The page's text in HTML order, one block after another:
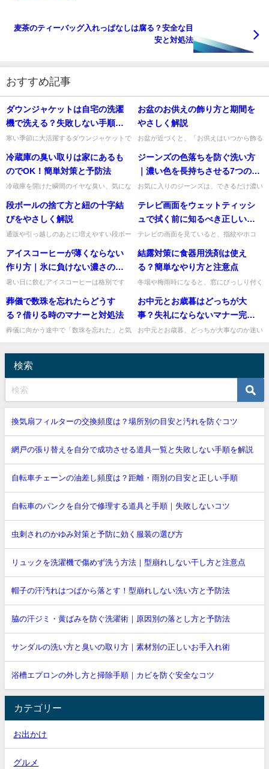
麦茶のティーバッグ入れっぱなしは腐る？安全な目
安と対処法
おすすめ記事
ダウンジャケットは自宅の洗濯
機で洗える？失敗しない手順と
注意点
寒い季節に大活躍するダウンジャケットで
の洗濯機で洗って大丈夫なのかな」と不安
になりますよね。私も最初は...
お盆のお供えの飾り方と期間を
やさしく解説
お盆が近づくと、「お供えはいつから飾る
いますよね。私も地域や家庭ごとの違いが
あって、最初はとても分かり...
冷蔵庫の臭い取りは家にあるも
のでOK！簡単対策と予防法
冷蔵庫を開けた瞬間のイヤな臭い、気にな
の消臭剤を用意しなくても、家にあるもの
で十分対策できますよ。特に...
ジーンズの色落ちを防ぐ洗い方
｜濃い色を長持ちさせる7つのコ
ツ
お気に入りのジーンズは、できるだけ濃い
え、汗や皮脂が付いたまま放置すると生地
が傷み、においや黄ばみの原...
段ボールの捨て方と紐の十字結
びをやさしく解説
通販や引っ越しのあとに増えやすい段ボー
結ぶところで手が止まりやすいですよね。
特に「十字でどう結べばいい...
テレビ画面をウェットティッシ
ュで拭く前に知るべき正しい掃
除法
テレビの画面を見ていると、指紋やホコ
ね。そんなときに手近なウェットティッシ
ュでサッと拭きたくなりますが...
アイスコーヒーが薄くならない
作り方｜氷に負けない濃さのコ
ツ
暑い日に飲むアイスコーヒーは格別です
うと少し残念ですよね。アイスコーヒーを
薄くしない一番のコツは、最初...
結露対策に食器用洗剤は使え
る？簡単なやり方と注意点
冬場や梅雨時になると、窓にびっしり付く
ぐ戻ってしまい、カーテンや窓枠まで濡れ
てしまうこともあります。そ...
葬儀で数珠を忘れたらどうす
る？借りる時のマナーと対処法
葬儀に向かう途中で「数珠を忘れた」と気
ても、慌てて式を欠席する必...
お中元とお歳暮はどっちが大
事？失礼にならないマナー完全
ガイド
お中元とお歳暮、どっちが大事なのか迷い
検索
換気扇フィルターの交換頻度は？場所別の目安と汚れを防ぐコツ
網戸の張り替えを自分で成功させる道具一覧と失敗しない手順を解説
自転車チェーンの油差し頻度は？距離・雨別の目安と正しい手順
自転車のパンクを自分で修理する道具と手順｜失敗しないコツ
虫刺されのかゆみ対策と予防に効く服装の選び方
リュックを洗濯機で傷めず洗う方法｜型崩れしない干し方と注意点
帽子の汗汚れはつばから落とす！型崩れしない洗い方と予防法
脇の汗ジミ・黄ばみを防ぐ洗濯術｜原因別の落とし方と予防法
サンダルの洗い方と臭いの取り方｜素材別の正しいお手入れ術
浴槽エプロンの外し方と掃除手順｜カビを防ぐ安全なコツ
カテゴリー
お出かけ
グルメ